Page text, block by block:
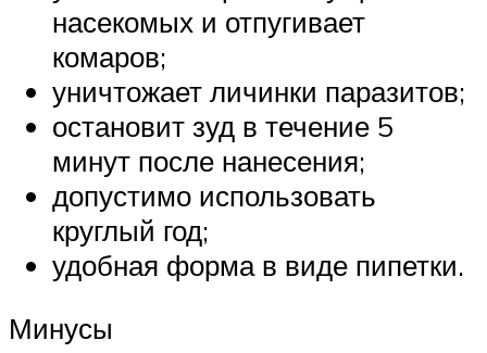
насекомых и отпугивает
комаров;
уничтожает личинки паразитов;
остановит зуд в течение 5
минут после нанесения;
допустимо использовать
круглый год;
удобная форма в виде пипетки.
Минусы